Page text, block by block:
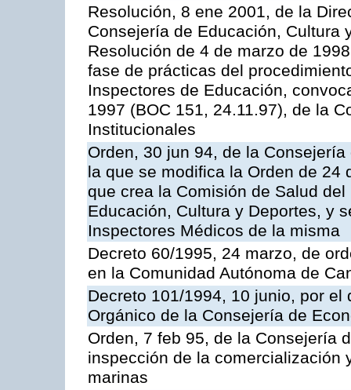
Resolución, 8 ene 2001, de la
Consejería de Educación, Cultura
Resolución de 4 de marzo de
fase de prácticas del
Inspectores de Educación,
1997 (BOC 151, 24.11.97), de la
Institucionales
Orden, 30 jun 94, de la
la que se modifica la Orden de 24
que crea la Comisión de Salud
Educación, Cultura y Deportes, y
Inspectores Médicos de la misma
Decreto 60/1995, 24 marzo, de
en la Comunidad Autónoma de
Decreto 101/1994, 10 junio, por
Orgánico de la Consejería de
Orden, 7 feb 95, de la Consejería
inspección de la comercialización
marinas